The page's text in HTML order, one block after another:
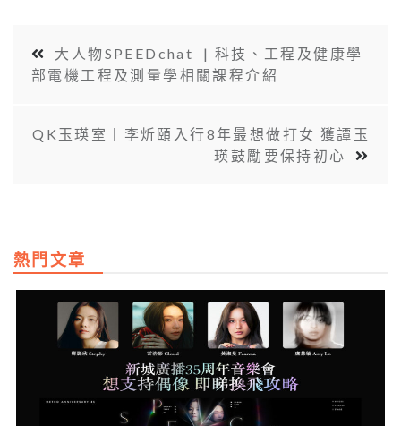
大人物SPEEDchat | 科技、工程及健康學
部電機工程及測量學相關課程介紹
QK玉瑛室丨李炘頤入行8年最想做打女 獲譚玉
瑛鼓勵要保持初心
熱門文章